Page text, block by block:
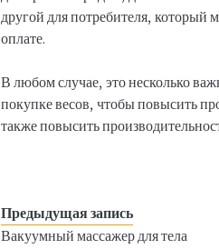
другой для потребителя,
оплате.
В любом случае, это несколько
покупке весов, чтобы повысить
также повысить
Предыдущая запись
Вакуумный массажер для тела